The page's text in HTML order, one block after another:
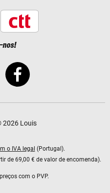
nos!
2026 Louis
o IVA legal (Portugal).
de 69,00 € de valor de encomenda).
com o PVP.